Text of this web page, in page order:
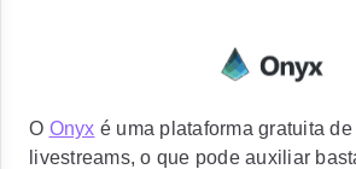
O Onyx é uma plataforma gratuita
livestreams, o que pode auxiliar